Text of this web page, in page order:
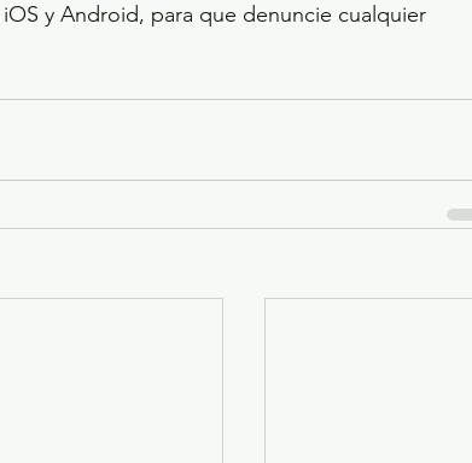
y Android, para que denuncie cualquier